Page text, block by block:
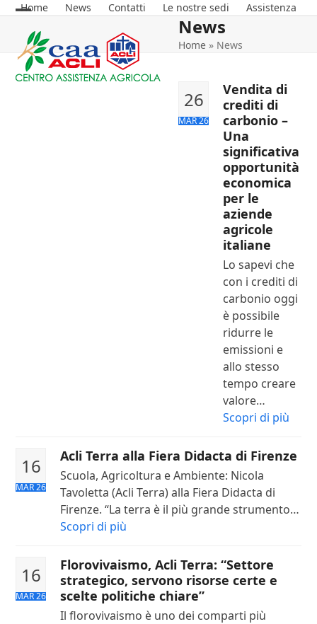
Skip
content
Home News Contatti Le nostre sedi Assistenza
Open
mobile
menu
Close
mobile
menu
News
Home » News
26
MAR 26
Vendita di
crediti di
carbonio –
Una
significativa
opportunità
economica
per le
aziende
agricole
italiane
Lo sapevi che
con i crediti di
carbonio oggi
è possibile
ridurre le
emissioni e
allo stesso
tempo creare
valore…
Scopri di più
16
MAR 26
Acli Terra alla Fiera Didacta di Firenze
Scuola, Agricoltura e Ambiente: Nicola
Tavoletta (Acli Terra) alla Fiera Didacta di
Firenze. “La terra è il più grande strumento…
Scopri di più
16
MAR 26
Florovivaismo, Acli Terra: “Settore
strategico, servono risorse certe e
scelte politiche chiare”
Il florovivaismo è uno dei comparti più